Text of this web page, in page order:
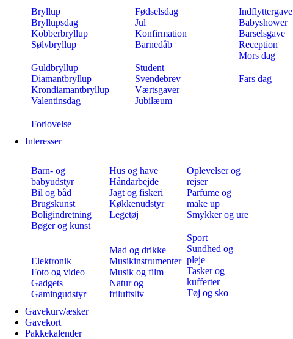
Bryllup
Bryllupsdag
Kobberbryllup
Sølvbryllup
Guldbryllup
Diamantbryllup
Krondiamantbryllup
Valentinsdag
Forlovelse
Fødselsdag
Jul
Konfirmation
Barnedåb
Student
Svendebrev
Værtsgaver
Jubilæum
Indflyttergave
Babyshower
Barselsgave
Reception
Mors dag
Fars dag
Interesser
Barn- og
babyudstyr
Bil og båd
Brugskunst
Boligindretning
Bøger og kunst
Elektronik
Foto og video
Gadgets
Gamingudstyr
Hus og have
Håndarbejde
Jagt og fiskeri
Køkkenudstyr
Legetøj
Mad og drikke
Musikinstrumenter
Musik og film
Natur og
friluftsliv
Oplevelser og
rejser
Parfume og
make up
Smykker og ure
Sport
Sundhed og
pleje
Tasker og
kufferter
Tøj og sko
Gavekurv/æsker
Gavekort
Pakkekalender